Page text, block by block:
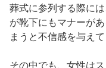
葬式に参列する際に
が靴下にもマナーが
まうと不信感を与え
その中でも、女性は